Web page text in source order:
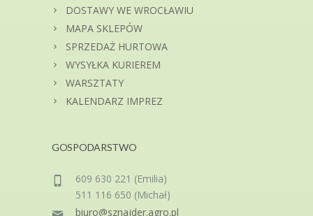
DOSTAWY WE WROCŁAWIU
MAPA SKLEPÓW
SPRZEDAŻ HURTOWA
WYSYŁKA KURIEREM
WARSZTATY
KALENDARZ IMPREZ
GOSPODARSTWO
609 630 221 (Emilia)
511 116 650 (Michał)
biuro@sznajder.agro.pl